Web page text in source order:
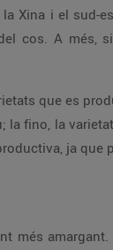
Xina i el sud-
cos. A més,
que es
fino, la
ja